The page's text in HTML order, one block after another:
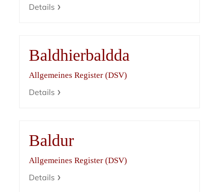
Details
Baldhierbaldda
Allgemeines Register (DSV)
Details
Baldur
Allgemeines Register (DSV)
Details